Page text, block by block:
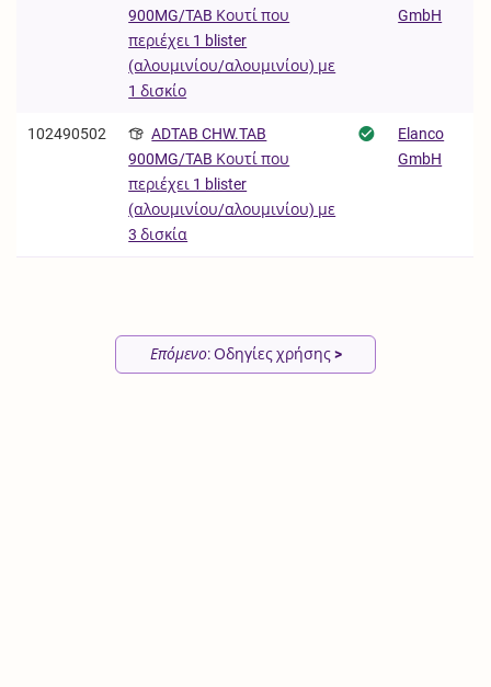
900MG/TAB Κουτί που
περιέχει 1 blister
(αλουμινίου/αλουμινίου) με
1 δισκίο
GmbH
102490502
ADTAB CHW.TAB
900MG/TAB Κουτί που
περιέχει 1 blister
(αλουμινίου/αλουμινίου) με
3 δισκία
Elanco
GmbH
Επόμενο: Οδηγίες χρήσης>